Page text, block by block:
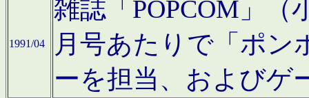
1991/04
雑誌「POPCOM」（
月号あたりで「ポン
ーを担当、およびゲ